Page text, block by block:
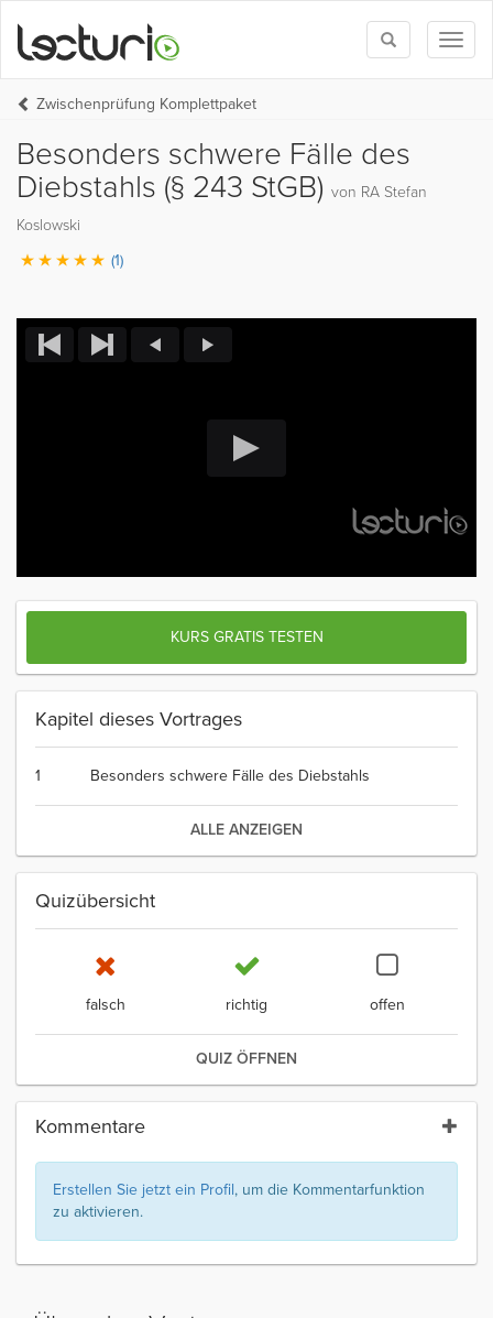
Toggle
search
Zwischenprüfung Komplettpaket
Besonders schwere Fälle des
Diebstahls (§ 243 StGB) von RA Stefan
Koslowski
(1)
KURS GRATIS TESTEN
Kapitel dieses Vortrages
1 Besonders schwere Fälle des Diebstahls
ALLE ANZEIGEN
Quizübersicht
falsch richtig offen
QUIZ ÖFFNEN
Kommentare
Erstellen Sie jetzt ein Profil, um die Kommentarfunktion
zu aktivieren.